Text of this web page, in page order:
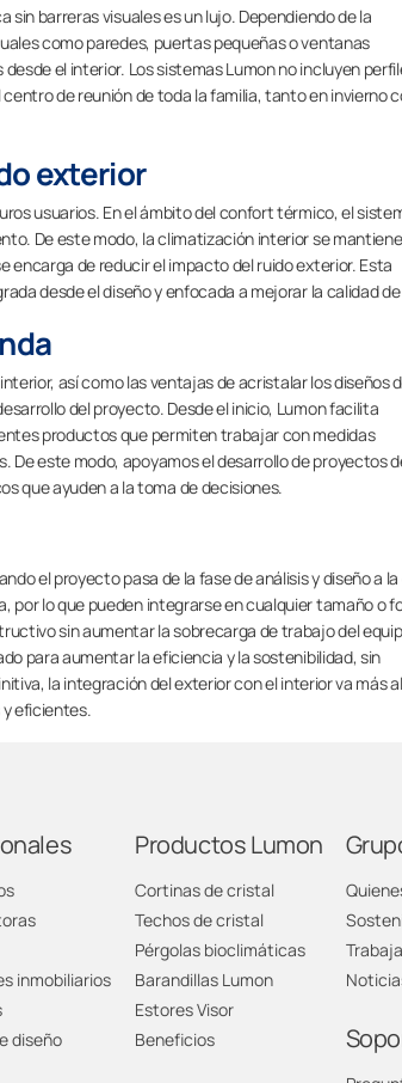
barreras visuales es un lujo. Dependiendo de la
como paredes, puertas pequeñas o ventanas
el interior. Los sistemas Lumon no incluyen
de reunión de toda la familia, tanto en invierno
exterior
usuarios. En el ámbito del confort térmico, el
De este modo, la climatización interior se mantiene
encarga de reducir el impacto del ruido exterior. Esta
desde el diseño y enfocada a mejorar la calidad
así como las ventajas de acristalar los diseños
del proyecto. Desde el inicio, Lumon facilita
productos que permiten trabajar con medidas
este modo, apoyamos el desarrollo de proyectos
que ayuden a la toma de decisiones.
el proyecto pasa de la fase de análisis y diseño a la
por lo que pueden integrarse en cualquier tamaño o
sin aumentar la sobrecarga de trabajo del
para aumentar la eficiencia y la sostenibilidad, sin
la integración del exterior con el interior va más
eficientes.
inmobiliarios
diseño
Productos Lumon
Cortinas de cristal
Techos de cristal
Pérgolas bioclimáticas
Barandillas Lumon
Estores Visor
Beneficios